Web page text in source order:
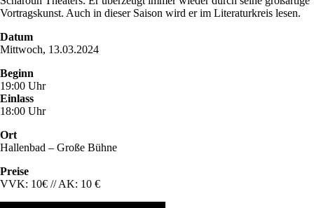
Vortragskunst. Auch in dieser Saison wird er im Literaturkreis lesen.
Datum
Mittwoch, 13.03.2024
Beginn
19:00 Uhr
Einlass
18:00 Uhr
Ort
Hallenbad – Große Bühne
Preise
VVK: 10€ // AK: 10 €